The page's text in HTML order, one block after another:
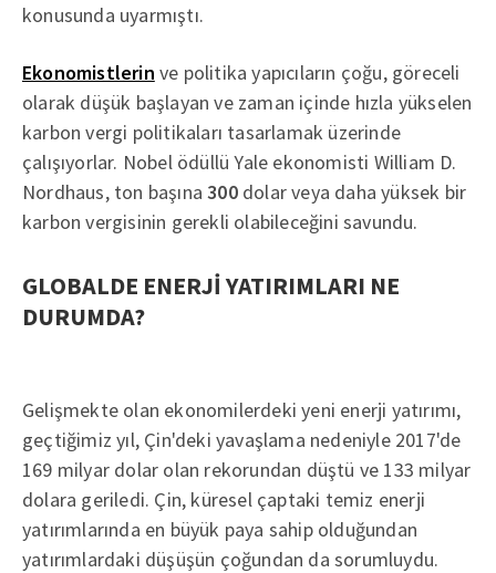
konusunda uyarmıştı.
Ekonomistlerin ve politika yapıcıların çoğu, göreceli
olarak düşük başlayan ve zaman içinde hızla yükselen
karbon vergi politikaları tasarlamak üzerinde
çalışıyorlar. Nobel ödüllü Yale ekonomisti William D.
Nordhaus, ton başına300dolar veya daha yüksek bir
karbon vergisinin gerekli olabileceğini savundu.
GLOBALDE ENERJİ YATIRIMLARI NE
DURUMDA?
Gelişmekte olan ekonomilerdeki yeni enerji yatırımı,
geçtiğimiz yıl, Çin'deki yavaşlama nedeniyle 2017'de
169 milyar dolar olan rekorundan düştü ve 133 milyar
dolara geriledi. Çin, küresel çaptaki temiz enerji
yatırımlarında en büyük paya sahip olduğundan
yatırımlardaki düşüşün çoğundan da sorumluydu.